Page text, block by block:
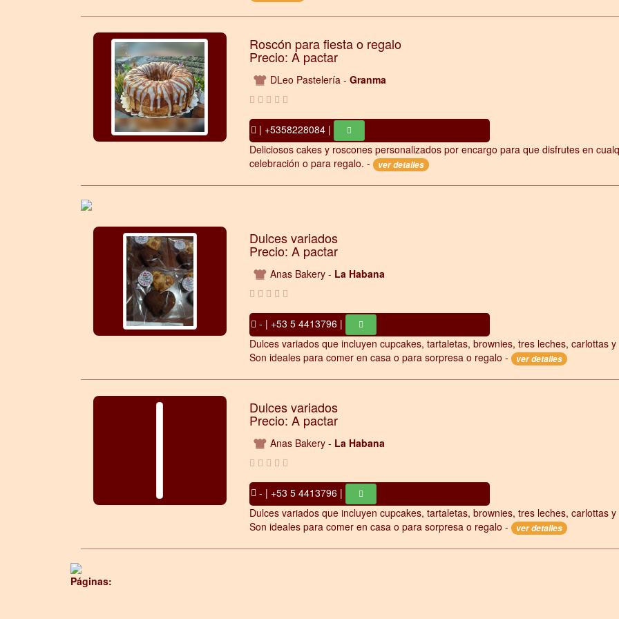
Roscón para fiesta o regalo
Precio: A pactar
DLeo Pastelería - Granma
| +5358228084 |
Deliciosos cakes y roscones personalizados por encargo para que disfrutes en
celebración o para regalo. -
ver detalles
Dulces variados
Precio: A pactar
Anas Bakery - La Habana
- | +53 5 4413796 |
Dulces variados que incluyen cupcakes, tartaletas, brownies, tres leches, carlottas y
Son ideales para comer en casa o para sorpresa o regalo -
ver detalles
Dulces variados
Precio: A pactar
Anas Bakery - La Habana
- | +53 5 4413796 |
Dulces variados que incluyen cupcakes, tartaletas, brownies, tres leches, carlottas y
Son ideales para comer en casa o para sorpresa o regalo -
ver detalles
Páginas: